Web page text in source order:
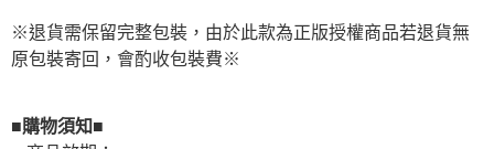
※退貨需保留完整包裝，由於此款為正版授權商品若退貨無
原包裝寄回，會酌收包裝費※
■購物須知■